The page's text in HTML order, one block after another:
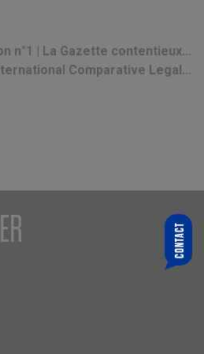
n°1 | La Gazette contentieux…
Comparative Legal…
CONTACT
QUI SOUHAITEZ-VOUS CONTACTER ?